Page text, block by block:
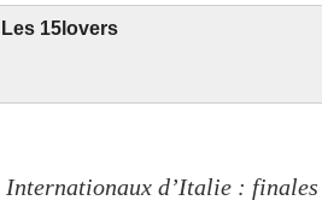
Les 15lovers
Internationaux d’Italie : finales